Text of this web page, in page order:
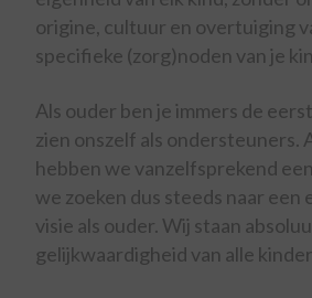
origine, cultuur en overtuiging
specifieke (zorg)noden van je
Als ouder ben je immers de
zien onszelf als ondersteuners.
hebben we vanzelfsprekend
we zoeken dus steeds naar een
visie als ouder. Wij staan
gelijkwaardigheid van alle